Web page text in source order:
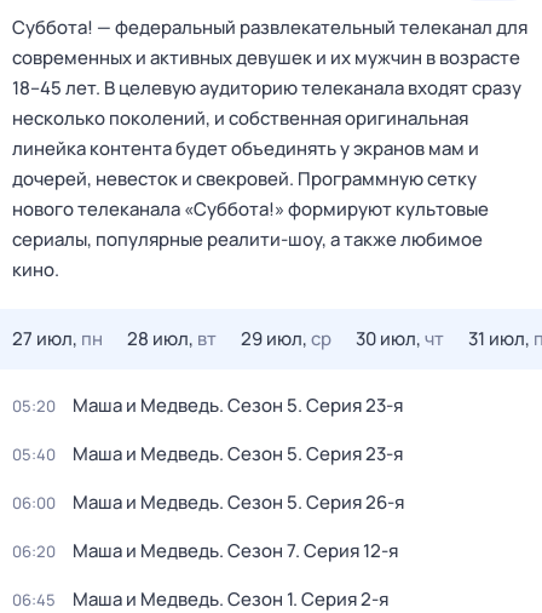
Cуббота! — федеральный развлекательный телеканал для
современных и активных девушек и их мужчин в возрасте
18–45 лет. В целевую аудиторию телеканала входят сразу
несколько поколений, и собственная оригинальная
линейка контента будет объединять у экранов мам и
дочерей, невесток и свекровей. Программную сетку
нового телеканала «Суббота!» формируют культовые
сериалы, популярные реалити-шоу, а также любимое
кино.
27 июл, пн 28 июл, вт 29 июл,ср 30 июл,чт 31 июл,
05:20 Маша и Медведь. Сезон 5. Серия 23-я
05:40 Маша и Медведь. Сезон 5. Серия 23-я
06:00 Маша и Медведь. Сезон 5. Серия 26-я
06:20 Маша и Медведь. Сезон 7. Серия 12-я
06:45 Маша и Медведь. Сезон 1. Серия 2-я